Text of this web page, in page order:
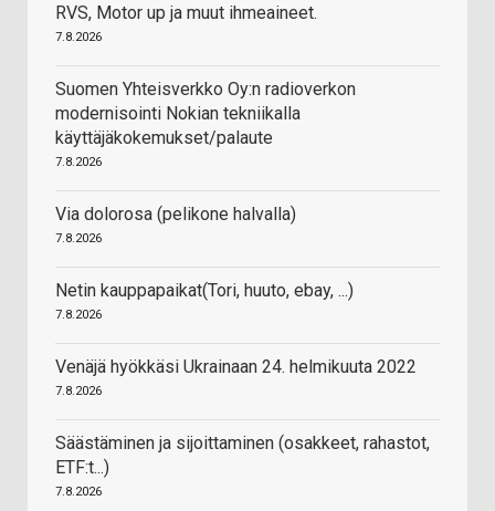
RVS, Motor up ja muut ihmeaineet.
7.8.2026
Suomen Yhteisverkko Oy:n radioverkon
modernisointi Nokian tekniikalla
käyttäjäkokemukset/palaute
7.8.2026
Via dolorosa (pelikone halvalla)
7.8.2026
Netin kauppapaikat(Tori, huuto, ebay, ...)
7.8.2026
Venäjä hyökkäsi Ukrainaan 24. helmikuuta 2022
7.8.2026
Säästäminen ja sijoittaminen (osakkeet, rahastot,
ETF:t...)
7.8.2026